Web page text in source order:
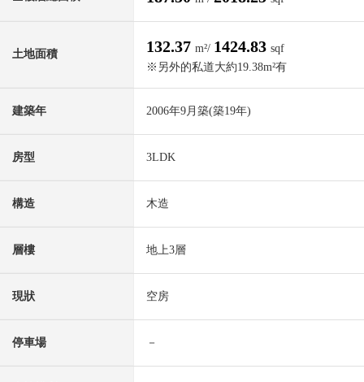
土地面積 132.37 m²/ 1424.83 sqf
※另外的私道大約19.38m²有
建築年 2006年9月築(築19年)
房型 3LDK
構造 木造
層樓 地上3層
現狀 空房
停車場 －